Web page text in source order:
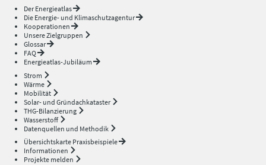
Der Energieatlas
Die Energie- und Klimaschutzagentur
Kooperationen
Unsere Zielgruppen
Glossar
FAQ
Energieatlas-Jubiläum
Strom
Wärme
Mobilität
Solar- und Gründachkataster
THG-Bilanzierung
Wasserstoff
Datenquellen und Methodik
Übersichtskarte Praxisbeispiele
Informationen
Projekte melden